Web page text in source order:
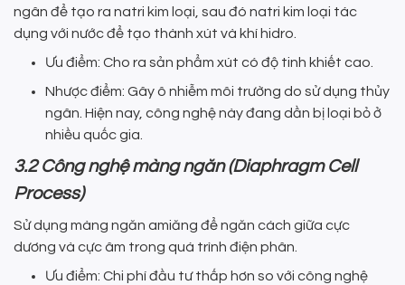
ngân để tạo ra natri kim loại, sau đó natri kim loại tác
dụng với nước để tạo thành xút và khí hidro.
Ưu điểm: Cho ra sản phẩm xút có độ tinh khiết cao.
Nhược điểm: Gây ô nhiễm môi trường do sử dụng thủy
ngân. Hiện nay, công nghệ này đang dần bị loại bỏ ở
nhiều quốc gia.
3.2 Công nghệ màng ngăn (Diaphragm Cell
Process)
Sử dụng màng ngăn amiăng để ngăn cách giữa cực
dương và cực âm trong quá trình điện phân.
Ưu điểm: Chi phí đầu tư thấp hơn so với công nghệ